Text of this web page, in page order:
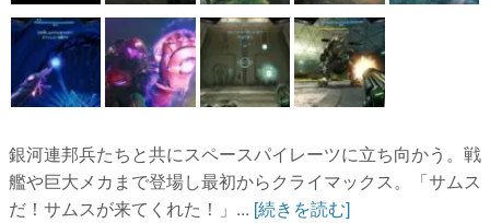
銀河連邦兵たちと共にスペースパイレーツに立ち向かう。戦
艦や巨大メカまで登場し最初からクライマックス。「サムス
だ！サムスが来てくれた！」... [続きを読む]